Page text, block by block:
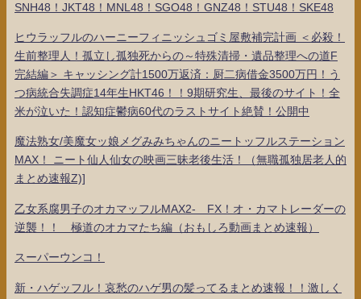
SNH48！JKT48！MNL48！SGO48！GNZ48！STU48！SKE48
ヒウラッフルのハーニーフィニッシュゴミ屋敷補完計画 ＜必殺！
生前整理人！孤立し孤独死からの～特殊清掃・遺品整理への道F
完結編＞ キャッシング計1500万返済：厨二病借金3500万円！う
つ病統合失調症14年生HKT46！！9期研究生、最後のサイト！全
米が泣いた！認知症鬱病60代のラストサイト絶賛！公開中
魔法熟女/美魔女ッ娘メグみみちゃんのニートッフルステーション
MAX！ ニート仙人仙女の映画三昧老後生活！（無職孤独居老人的
まとめ速報Z)]
乙女系腐男子のオカマッフルMAX2- FX！オ・カマトレーダーの
逆襲！！ 極道のオカマたち編（おもしろ動画まとめ速報）
スーパーウンコ！
新・ハゲッフル！哀愁のハゲ男の髪ってるまとめ速報！！激しく